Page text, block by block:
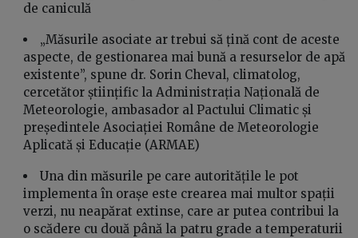
de caniculă
„Măsurile asociate ar trebui să țină cont de aceste
aspecte, de gestionarea mai bună a resurselor de apă
existente”, spune dr. Sorin Cheval, climatolog,
cercetător științific la Administrația Națională de
Meteorologie, ambasador al Pactului Climatic și
președintele Asociației Române de Meteorologie
Aplicată și Educație (ARMAE)
Una din măsurile pe care autoritățile le pot
implementa în orașe este crearea mai multor spații
verzi, nu neapărat extinse, care ar putea contribui la
o scădere cu două până la patru grade a temperaturii